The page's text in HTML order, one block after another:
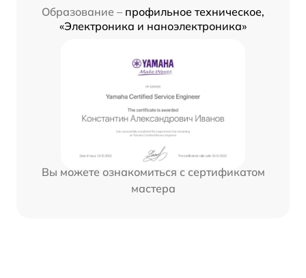
Образование – профильное техническое,
«Электроника и наноэлектроника»
Вы можете ознакомиться с сертификатом
мастера